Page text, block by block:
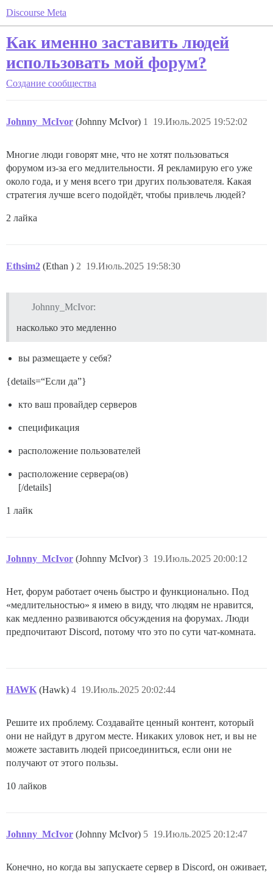
Discourse Meta
Как именно заставить людей
использовать мой форум?
Создание сообщества
Johnny_McIvor (Johnny McIvor) 19.Июль.2025 19:52:02
1
Многие люди говорят мне, что не хотят пользоваться
форумом из-за его медлительности. Я рекламирую его уже
около года, и у меня всего три других пользователя. Какая
стратегия лучше всего подойдёт, чтобы привлечь людей?
2 лайка
Ethsim2 (Ethan ) 19.Июль.2025 19:58:30
2
Johnny_McIvor:
насколько это медленно
вы размещаете у себя?
{details=“Если да”}
кто ваш провайдер серверов
спецификация
расположение пользователей
расположение сервера(ов)
[/details]
1 лайк
Johnny_McIvor (Johnny McIvor) 19.Июль.2025 20:00:12
3
Нет, форум работает очень быстро и функционально. Под
«медлительностью» я имею в виду, что людям не нравится,
как медленно развиваются обсуждения на форумах. Люди
предпочитают Discord, потому что это по сути чат-комната.
HAWK (Hawk) 19.Июль.2025 20:02:44
4
Решите их проблему. Создавайте ценный контент, который
они не найдут в другом месте. Никаких уловок нет, и вы не
можете заставить людей присоединиться, если они не
получают от этого пользы.
10 лайков
Johnny_McIvor (Johnny McIvor) 19.Июль.2025 20:12:47
5
Конечно, но когда вы запускаете сервер в Discord, он оживает,